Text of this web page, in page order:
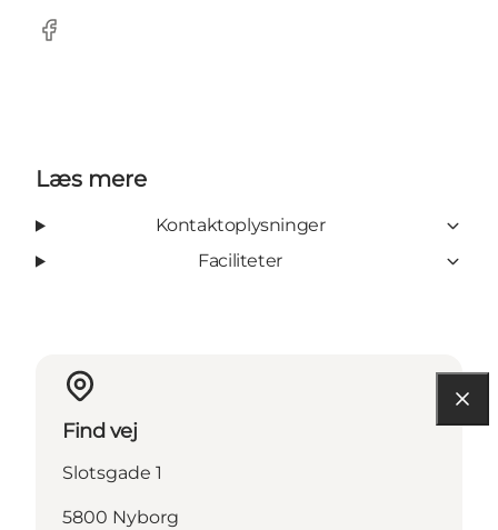
Facebook
Læs mere
Kontaktoplysninger
Faciliteter
Find vej
Slotsgade 1
5800 Nyborg